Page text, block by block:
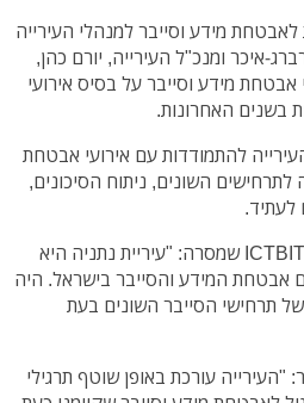
מידע וסייבר למנהלי העירייה
איכר ומנכ"ל העירייה, יורם כהן,
אבטחת מידע וסייבר על בסיס אירועי
בשנים האחרונות.
להתמודדות עם אירועי אבטחת
לתרחישים השונים, ניתוח הסיכונים,
התרגיל התקיים בסיוע חברת ICTBIT שמסרה: "עיריית נתניה היא
אבטחת המידע והסייבר בישראל. היה
תרחישי הסייבר השונים בעת
"העירייה עורכת באופן שוטף תרגילי